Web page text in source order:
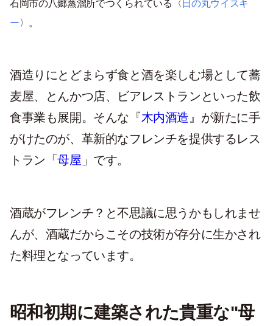
石岡市の八郷蒸溜所でつくられている〈 日の丸ウイスキ
ー〉。
酒造りにとどまらず食と酒を楽しむ場として蕎
麦屋、とんかつ店、ビアレストランといった飲
食事業も展開。そんな『木内酒造 』が新たに手
がけたのが、革新的なフレンチを提供するレス
トラン「母屋 」です。
酒蔵がフレンチ？と不思議に思うかもしれませ
んが、酒蔵だからこその技術が存分に生かされ
た料理となっています。
昭和初期に建築された貴重な"母